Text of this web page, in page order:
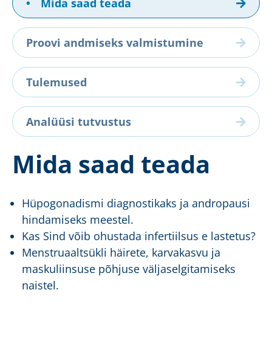
• Mida saad teada
Proovi andmiseks valmistumine
Tulemused
Analüüsi tutvustus
Mida saad teada
Hüpogonadismi diagnostikaks ja andropausi
hindamiseks meestel.
Kas Sind võib ohustada infertiilsus e lastetus?
Menstruaaltsükli häirete, karvakasvu ja
maskuliinsuse põhjuse väljaselgitamiseks
naistel.